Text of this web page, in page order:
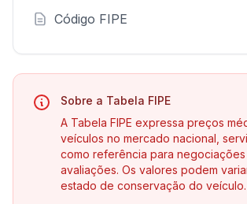
Código FIPE
Sobre a Tabela FIPE
A Tabela FIPE expressa preços
veículos no mercado nacional,
como referência para negociações
avaliações. Os valores podem
estado de conservação do veículo.